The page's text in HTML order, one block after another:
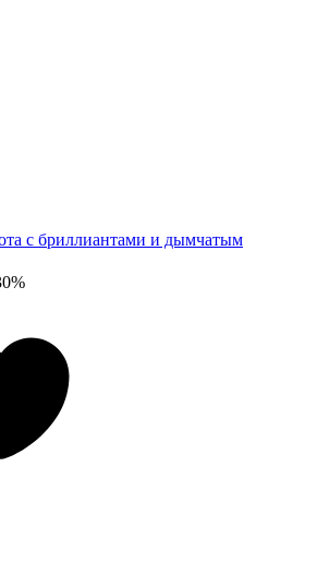
с бриллиантами и дымчатым